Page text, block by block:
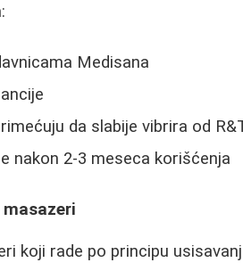
Medisana
da slabije vibrira od
nakon 2-3 meseca korišćenja
koji rade po principu